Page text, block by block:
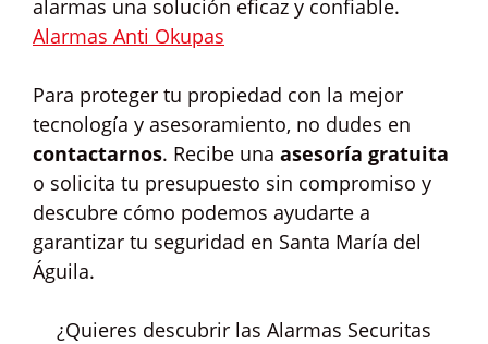
alarmas una solución eficaz y confiable.
Alarmas Anti Okupas
Para proteger tu propiedad con la mejor
tecnología y asesoramiento, no dudes en
contactarnos. Recibe una asesoría gratuita
o solicita tu presupuesto sin compromiso y
descubre cómo podemos ayudarte a
garantizar tu seguridad en Santa María del
Águila.
¿Quieres descubrir las Alarmas Securitas